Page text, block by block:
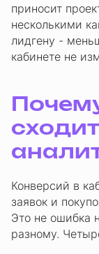
приносит
несколькими
лидгену -
кабинете не
Конверсий в
заявок и
Это не ошибка
разному.